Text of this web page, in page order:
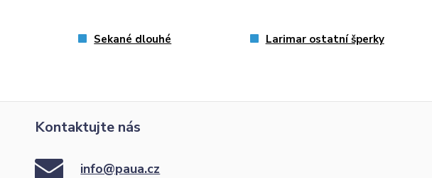
Sekané dlouhé Larimar ostatní šperky
Kontaktujte nás
info@paua.cz